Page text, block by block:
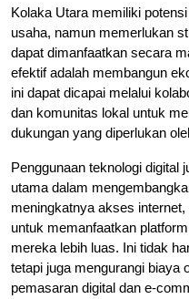
Kolaka Utara memiliki
usaha, namun memerlukan
dapat dimanfaatkan secara
efektif adalah membangun
ini dapat dicapai melalui
dan komunitas lokal untuk
dukungan yang diperlukan
Penggunaan teknologi digital
utama dalam
meningkatnya akses
untuk memanfaatkan
mereka lebih luas. Ini tidak
tetapi juga mengurangi biaya
pemasaran digital dan e-